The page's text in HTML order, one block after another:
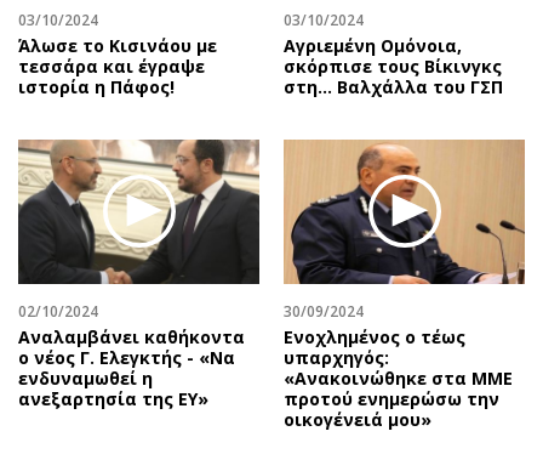
Αγορές
Money Review
AstroBank Properties
Ενέργεια
Ναυτιλία
Περιβάλλον
Ελλάδα
Κόσμος
Παράξενα
Πολιτισμός
Σινεμά
Αναδρομές
Πρόσωπα
Περιβάλλον
Γυναίκα
Showbiz
Ταξίδια
Συνταγές
Έξοδος
Media
Εκπομπές
Wine routes
03/10/2024
Άλωσε το Κισινάου με
τεσσάρα και έγραψε
ιστορία η Πάφος!
03/10/2024
Αγριεμένη Ομόνοια,
σκόρπισε τους Βίκινγκς
στη… Βαλχάλλα του ΓΣΠ
02/10/2024
Αναλαμβάνει καθήκοντα
ο νέος Γ. Ελεγκτής - «Να
ενδυναμωθεί η
ανεξαρτησία της ΕΥ»
30/09/2024
Ενοχλημένος ο τέως
υπαρχηγός:
«Ανακοινώθηκε στα ΜΜΕ
προτού ενημερώσω την
οικογένειά μου»